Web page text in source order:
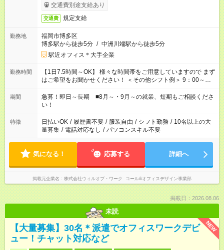
交通費別途支給あり
交通費 規定支給
勤務地
福岡市博多区
博多駅から徒歩5分 / 中洲川端駅から徒歩5分
駅近オフィス＊大手企業
勤務時間
【1日7.5時間～OK】 様々な時間帯をご用意していますので まず
はご希望をお聞かせください！ ＜その他シフト例＞ 9：00～
17：00 11：00～20：00 などなど！その他のお時間もOKです！
期間
急募！即日～長期 ■8月～・9月～の就業、短期もご相談くださ
い！
特徴 日払いOK / 履歴書不要 / 服装自由 / シフト勤務 / 10名以上の大
量募集 / 電話対応なし / パソコンスキル不要
気になる！ 応募する 詳細へ
掲載元企業名 株式会社ウィルオブ・ワーク コール&オフィスデザイン事業部
掲載日：2026.08.06
未読
NEW
【大量募集】30名＊派遣でオフィスワークデビ
ュー！チャット対応など